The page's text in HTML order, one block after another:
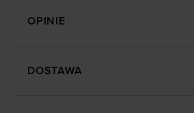
OPINIE
DOSTAWA